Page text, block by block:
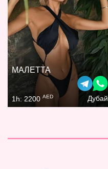
МАЛЕТТА
1h: 2200 AED Дубай